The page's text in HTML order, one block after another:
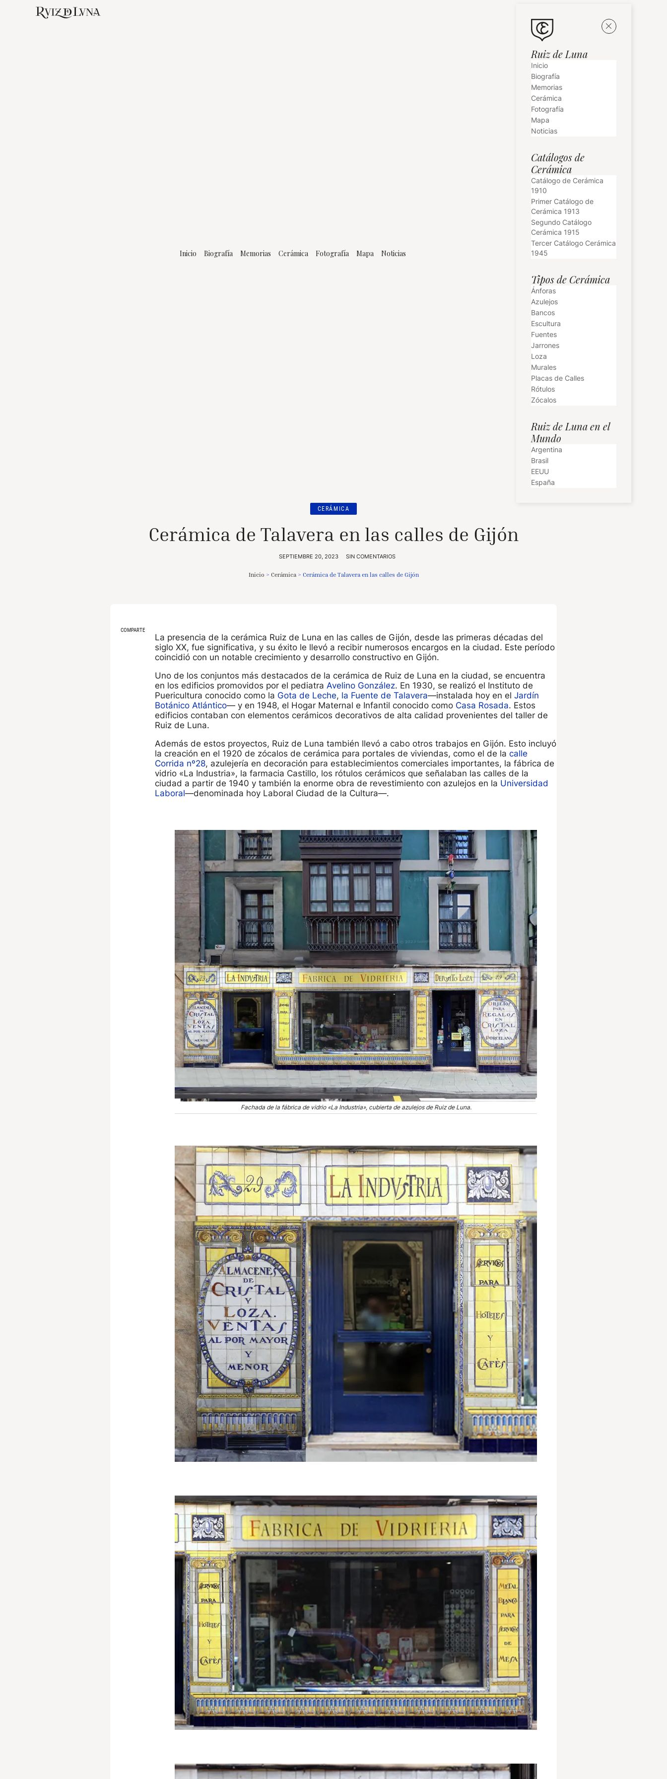
Inicio Biografía Memorias Cerámica Fotografía Mapa Noticias
Ruiz de Luna
Inicio
Biografía
Memorias
Cerámica
Fotografía
Mapa
Noticias
Catálogos de
Cerámica
Catálogo de Cerámica
1910
Primer Catálogo de
Cerámica 1913
Segundo Catálogo
Cerámica 1915
Tercer Catálogo Cerámica
1945
Tipos de Cerámica
Ánforas
Azulejos
Bancos
Escultura
Fuentes
Jarrones
Loza
Murales
Placas de Calles
Rótulos
Zócalos
Ruiz de Luna en el
Mundo
Argentina
Brasil
EEUU
España
CERÁMICA
Cerámica de Talavera en las calles de Gijón
SEPTIEMBRE 20, 2023 SIN COMENTARIOS
Inicio > Cerámica> Cerámica de Talavera en las calles de Gijón
COMPARTE
La presencia de la cerámica Ruiz de Luna en las calles de Gijón, desde las primeras décadas del
siglo XX, fue significativa, y su éxito le llevó a recibir numerosos encargos en la ciudad. Este período
coincidió con un notable crecimiento y desarrollo constructivo en Gijón.
Uno de los conjuntos más destacados de la cerámica de Ruiz de Luna en la ciudad, se encuentra
en los edificios promovidos por el pediatra Avelino González. En 1930, se realizó el Instituto de
Puericultura conocido como la Gota de Leche, la Fuente de Talavera—instalada hoy en el Jardín
Botánico Atlántico— y en 1948, el Hogar Maternal e Infantil conocido como Casa Rosada. Estos
edificios contaban con elementos cerámicos decorativos de alta calidad provenientes del taller de
Ruiz de Luna.
Además de estos proyectos, Ruiz de Luna también llevó a cabo otros trabajos en Gijón. Esto incluyó
la creación en el 1920 de zócalos de cerámica para portales de viviendas, como el de la calle
Corrida nº28, azulejería en decoración para establecimientos comerciales importantes, la fábrica de
vidrio «La Industria», la farmacia Castillo, los rótulos cerámicos que señalaban las calles de la
ciudad a partir de 1940 y también la enorme obra de revestimiento con azulejos en la Universidad
Laboral—denominada hoy Laboral Ciudad de la Cultura—.
Fachada de la fábrica de vidrio «La Industria», cubierta de azulejos de Ruiz de Luna.